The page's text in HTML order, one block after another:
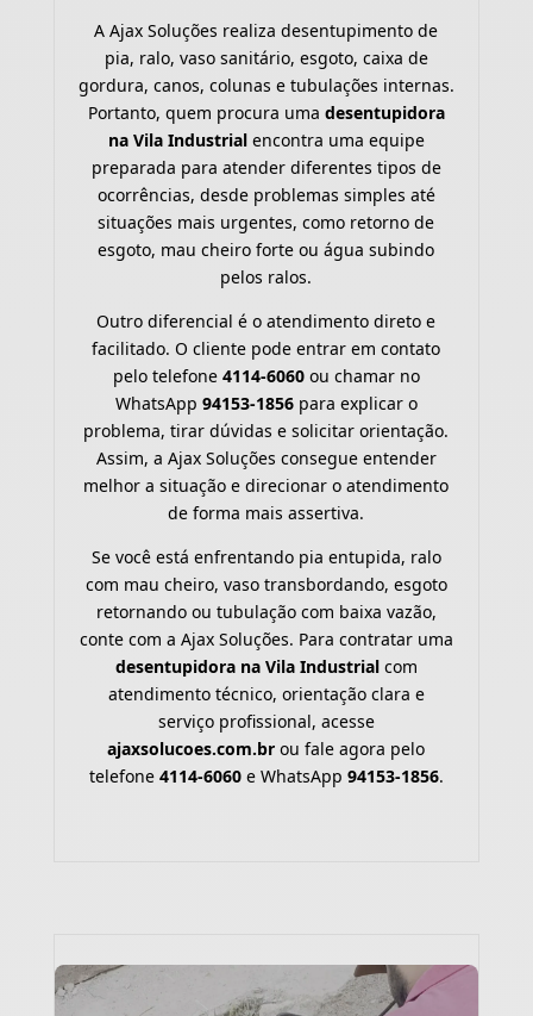
A Ajax Soluções realiza desentupimento de
pia, ralo, vaso sanitário, esgoto, caixa de
gordura, canos, colunas e tubulações internas.
Portanto, quem procura uma desentupidora
na Vila Industrialencontra uma equipe
preparada para atender diferentes tipos de
ocorrências, desde problemas simples até
situações mais urgentes, como retorno de
esgoto, mau cheiro forte ou água subindo
pelos ralos.
Outro diferencial é o atendimento direto e
facilitado. O cliente pode entrar em contato
pelo telefone 4114-6060ou chamar no
WhatsApp 94153-1856para explicar o
problema, tirar dúvidas e solicitar orientação.
Assim, a Ajax Soluções consegue entender
melhor a situação e direcionar o atendimento
de forma mais assertiva.
Se você está enfrentando pia entupida, ralo
com mau cheiro, vaso transbordando, esgoto
retornando ou tubulação com baixa vazão,
conte com a Ajax Soluções. Para contratar uma
desentupidora na Vila Industrialcom
atendimento técnico, orientação clara e
serviço profissional, acesse
ajaxsolucoes.com.br ou fale agora pelo
telefone 4114-6060e WhatsApp 94153-1856.